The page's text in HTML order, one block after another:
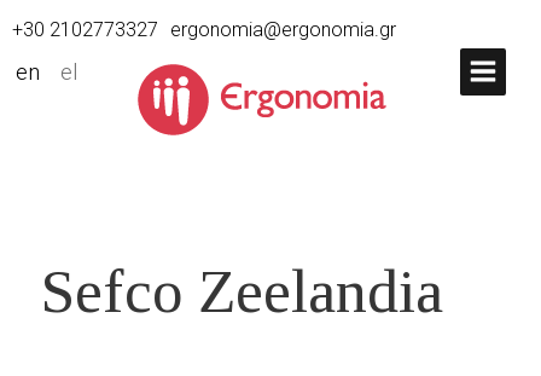
+30 2102773327 ergonomia@ergonomia.gr
en el
Sefco Zeelandia